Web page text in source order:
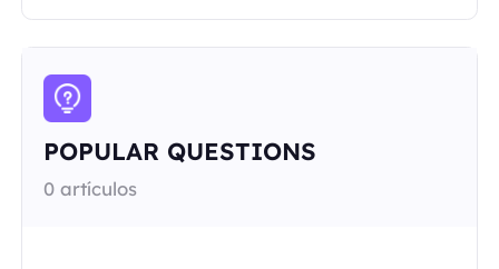
POPULAR QUESTIONS
0 artículos